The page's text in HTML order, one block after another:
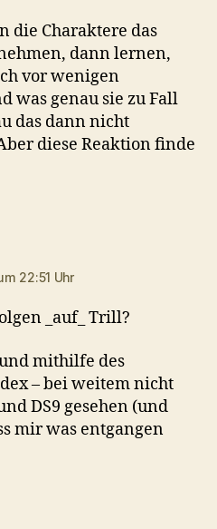
die Charaktere das
dann lernen,
vor wenigen
was genau sie zu Fall
das dann nicht
diese Reaktion finde
22:51 Uhr
_auf_ Trill?
mithilfe des
– bei weitem nicht
DS9 gesehen (und
mir was entgangen